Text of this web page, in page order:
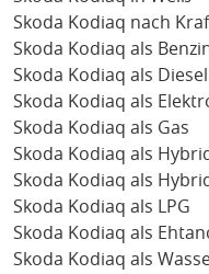
Skoda Kodiaq nach
Skoda Kodiaq als
Skoda Kodiaq als Diesel
Skoda Kodiaq als
Skoda Kodiaq als Gas
Skoda Kodiaq als
Skoda Kodiaq als
Skoda Kodiaq als LPG
Skoda Kodiaq als
Skoda Kodiaq als